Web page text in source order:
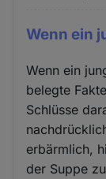
Wenn ein
Wenn ein
belegte
Schlüsse
erbärmlich,
der Suppe